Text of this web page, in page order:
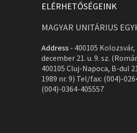
ELÉRHETŐSÉGEINK
MAGYAR UNITÁRIUS
Address - 400105 Kolozsvár,
december 21. u. 9. sz.
400105 Cluj-Napoca, B-dul
1989 nr. 9) Tel/fax: (004)-
(004)-0364-405557